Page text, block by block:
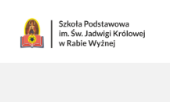
content